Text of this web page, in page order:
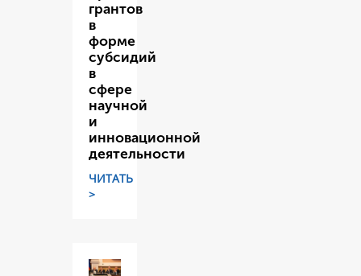
грантов
в
форме
субсидий
в
сфере
научной
и
инновационной
деятельности
ЧИТАТЬ
>